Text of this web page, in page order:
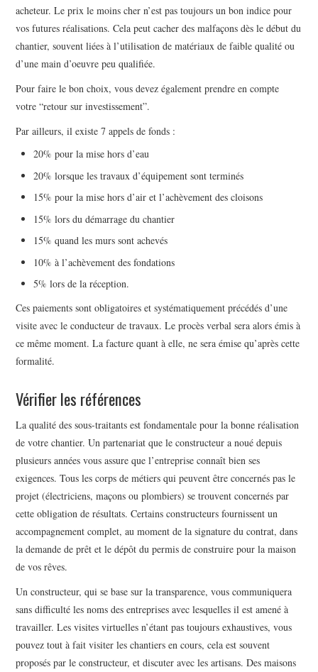
acheteur. Le prix le moins cher n’est pas toujours un bon indice pour
vos futures réalisations. Cela peut cacher des malfaçons dès le début du
chantier, souvent liées à l’utilisation de matériaux de faible qualité ou
d’une main d’oeuvre peu qualifiée.
Pour faire le bon choix, vous devez également prendre en compte
votre “retour sur investissement”.
Par ailleurs, il existe 7 appels de fonds :
20% pour la mise hors d’eau
20% lorsque les travaux d’équipement sont terminés
15% pour la mise hors d’air et l’achèvement des cloisons
15% lors du démarrage du chantier
15% quand les murs sont achevés
10% à l’achèvement des fondations
5% lors de la réception.
Ces paiements sont obligatoires et systématiquement précédés d’une
visite avec le conducteur de travaux. Le procès verbal sera alors émis à
ce même moment. La facture quant à elle, ne sera émise qu’après cette
formalité.
Vérifier les références
La qualité des sous-traitants est fondamentale pour la bonne réalisation
de votre chantier. Un partenariat que le constructeur a noué depuis
plusieurs années vous assure que l’entreprise connaît bien ses
exigences. Tous les corps de métiers qui peuvent être concernés pas le
projet (électriciens, maçons ou plombiers) se trouvent concernés par
cette obligation de résultats. Certains constructeurs fournissent un
accompagnement complet, au moment de la signature du contrat, dans
la demande de prêt et le dépôt du permis de construire pour la maison
de vos rêves.
Un constructeur, qui se base sur la transparence, vous communiquera
sans difficulté les noms des entreprises avec lesquelles il est amené à
travailler. Les visites virtuelles n’étant pas toujours exhaustives, vous
pouvez tout à fait visiter les chantiers en cours, cela est souvent
proposés par le constructeur, et discuter avec les artisans. Des maisons